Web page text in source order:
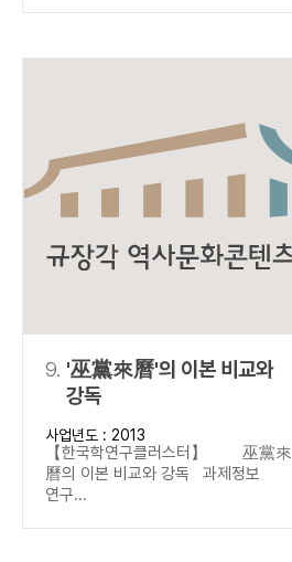
9. '巫黨來曆'의 이본 비교와
강독
사업년도 : 2013
【한국학연구클러스터】 巫黨來
曆의 이본 비교와 강독 과제정보
연구...